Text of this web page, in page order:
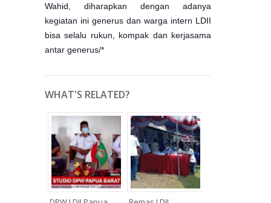
Wahid, diharapkan dengan adanya
kegiatan ini generus dan warga intern LDII
bisa selalu rukun, kompak dan kerjasama
antar generus/*
WHAT'S RELATED?